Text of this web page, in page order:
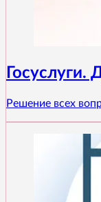
Госуслуги.
Решение всех